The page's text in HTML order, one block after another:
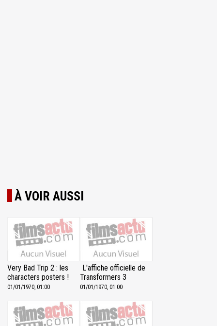
À VOIR AUSSI
Very Bad Trip 2 : les
characters posters !
01/01/1970, 01:00
L'affiche officielle de
Transformers 3
01/01/1970, 01:00